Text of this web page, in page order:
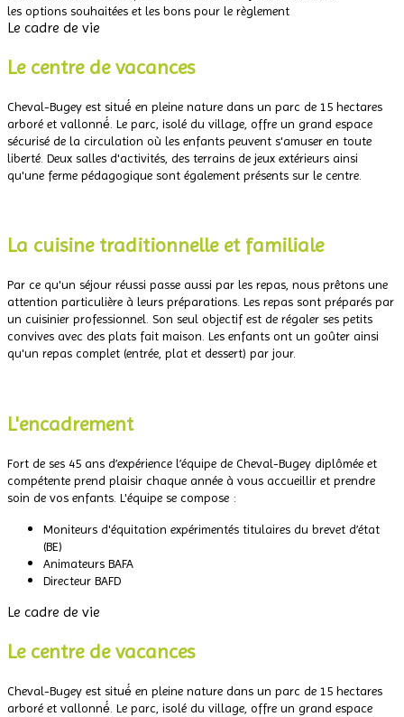
les options souhaitées et les bons pour le règlement
Le cadre de vie
Le centre de vacances
Cheval-Bugey est situé́ en pleine nature dans un parc de 15 hectares
arboré et vallonné́. Le parc, isolé du village, offre un grand espace
sécurisé de la circulation où les enfants peuvent s'amuser en toute
liberté. Deux salles d'activités, des terrains de jeux extérieurs ainsi
qu'une ferme pédagogique sont également présents sur le centre.
La cuisine traditionnelle et familiale
Par ce qu'un séjour réussi passe aussi par les repas, nous prêtons une
attention particulière à leurs préparations. Les repas sont préparés par
un cuisinier professionnel. Son seul objectif est de régaler ses petits
convives avec des plats fait maison. Les enfants ont un goûter ainsi
qu'un repas complet (entrée, plat et dessert) par jour.
L'encadrement
Fort de ses 45 ans d’expérience l’équipe de Cheval-Bugey diplômée et
compétente prend plaisir chaque année à vous accueillir et prendre
soin de vos enfants. L'équipe se compose :
Moniteurs d'équitation expérimentés titulaires du brevet d’état
(BE)
Animateurs BAFA
Directeur BAFD
Le cadre de vie
Le centre de vacances
Cheval-Bugey est situé́ en pleine nature dans un parc de 15 hectares
arboré et vallonné́. Le parc, isolé du village, offre un grand espace